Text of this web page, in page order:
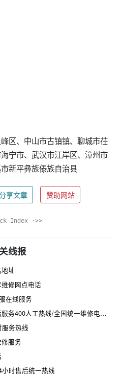
区、中山市古镇镇、聊城市茌
宁市、武汉市江岸区、漳州市
新平彝族傣族自治县
享文章 赞助网站
Index ·>>
线报
址
修网点电话
在线服务
人工热线/全国统一维修电话是多少
务热线
服务
时售后统一热线